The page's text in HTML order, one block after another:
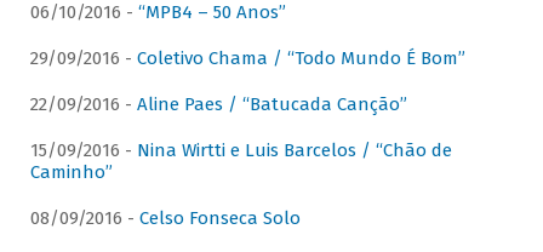
06/10/2016 - “MPB4 – 50 Anos”
29/09/2016 - Coletivo Chama / “Todo Mundo É Bom”
22/09/2016 - Aline Paes / “Batucada Canção”
15/09/2016 - Nina Wirtti e Luis Barcelos / “Chão de
Caminho”
08/09/2016 - Celso Fonseca Solo